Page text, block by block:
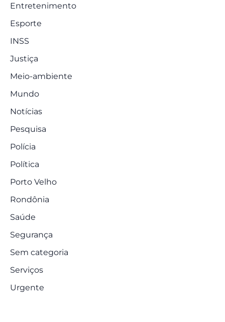
Entretenimento
Esporte
INSS
Justiça
Meio-ambiente
Mundo
Notícias
Pesquisa
Polícia
Política
Porto Velho
Rondônia
Saúde
Segurança
Sem categoria
Serviços
Urgente